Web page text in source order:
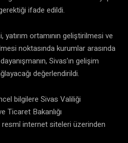
ifade edildi.
ortamının geliştirilmesi ve
noktasında kurumlar arasında
Sivas’ın gelişim
değerlendirildi.
bilgilere Sivas Valiliği
Ticaret Bakanlığı
internet siteleri üzerinden